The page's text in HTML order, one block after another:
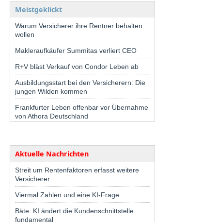
Meistgeklickt
Warum Versicherer ihre Rentner behalten
wollen
Makleraufkäufer Summitas verliert CEO
R+V bläst Verkauf von Condor Leben ab
Ausbildungsstart bei den Versicherern: Die
jungen Wilden kommen
Frankfurter Leben offenbar vor Übernahme
von Athora Deutschland
Aktuelle Nachrichten
Streit um Rentenfaktoren erfasst weitere
Versicherer
Viermal Zahlen und eine KI-Frage
Bäte: KI ändert die Kundenschnittstelle
fundamental